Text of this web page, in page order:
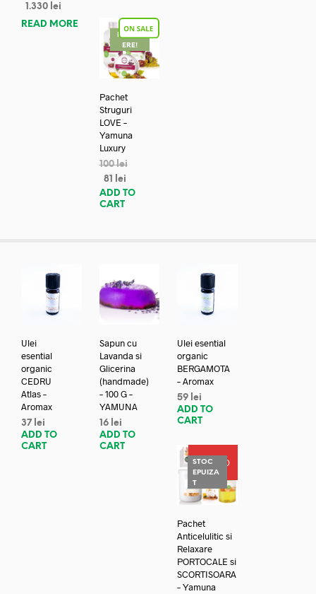
1.330 lei
READ MORE
REDUC
ERE!
Pachet
Struguri
LOVE –
Yamuna
Luxury
100lei
81
lei
ADD TO
CART
Ulei
esential
organic
CEDRU
Atlas –
Aromax
37 lei
ADD TO
CART
Sapun cu
Lavanda si
Glicerina
(handmade)
– 100 G –
YAMUNA
16 lei
ADD TO
CART
Ulei esential
organic
BERGAMOTA
– Aromax
59 lei
ADD TO
CART
PROMO
STOC
EPUIZA
T
Pachet
Anticelulitic si
Relaxare
PORTOCALE si
SCORTISOARA
– Yamuna